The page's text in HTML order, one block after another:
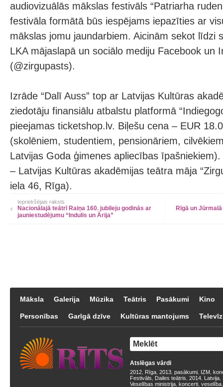
audiovizuālās mākslas festivāls “Patriarha
festivāla formātā būs iespējams iepazīties ar
mākslas jomu jaundarbiem. Aicinām sekot līdzi
LKA mājaslapā un sociālo mediju Facebook un
(@zirgupasts).
Izrāde “Dalī Auss” top ar Latvijas Kultūras
ziedotāju finansiālu atbalstu platformā
pieejamas ticketshop.lv. Biļešu cena – EUR
(skolēniem, studentiem, pensionāriem,
Latvijas Goda ģimenes apliecības
– Latvijas Kultūras akadēmijas teātra māja
iela 46, Rīga).
Iepriekšējais raksts
Nacionālajā teātrī Raiņa 160. jubileju godinās ar
jauniestudējumu “Indulis un Ārija”
Rīgā un
Māksla Galerija Mūzika Teātris Pasākumi Kino
Personības Garīgā dzīve Kultūras mantojums
Atslēgas vārdi
2012 Rīga 2013 pasākumi IZM
Festivāls
Dailes teātris 2014 Latvija
Veselības ministrija koncerti veselība